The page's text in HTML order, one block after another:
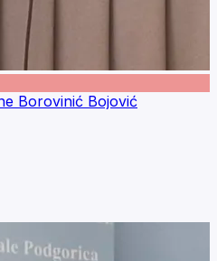
Borovinić Bojović